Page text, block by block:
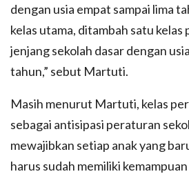
dengan usia empat sampai lima
kelas utama, ditambah satu kelas
jenjang sekolah dasar dengan
tahun,” sebut Martuti.
Masih menurut Martuti, kelas
sebagai antisipasi peraturan
mewajibkan setiap anak yang
harus sudah memiliki